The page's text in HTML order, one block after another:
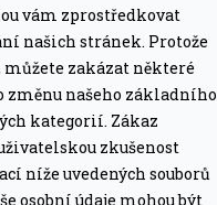
vám zprostředkovat
našich stránek. Protože
zakázat některé
změnu našeho základního
kategorií. Zákaz
zkušenost
níže uvedených souborů
osobní údaje mohou být
v mase a
poškození